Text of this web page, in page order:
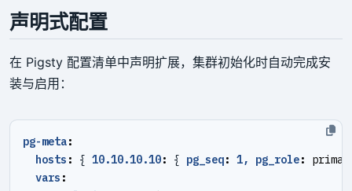
声明式配置
在 Pigsty 配置清单中声明扩展，集群初始化时自动完成安
装与启用：
pg-meta:
hosts : { 10.10.10.10: { pg_seq: 1, pg_role:
vars :